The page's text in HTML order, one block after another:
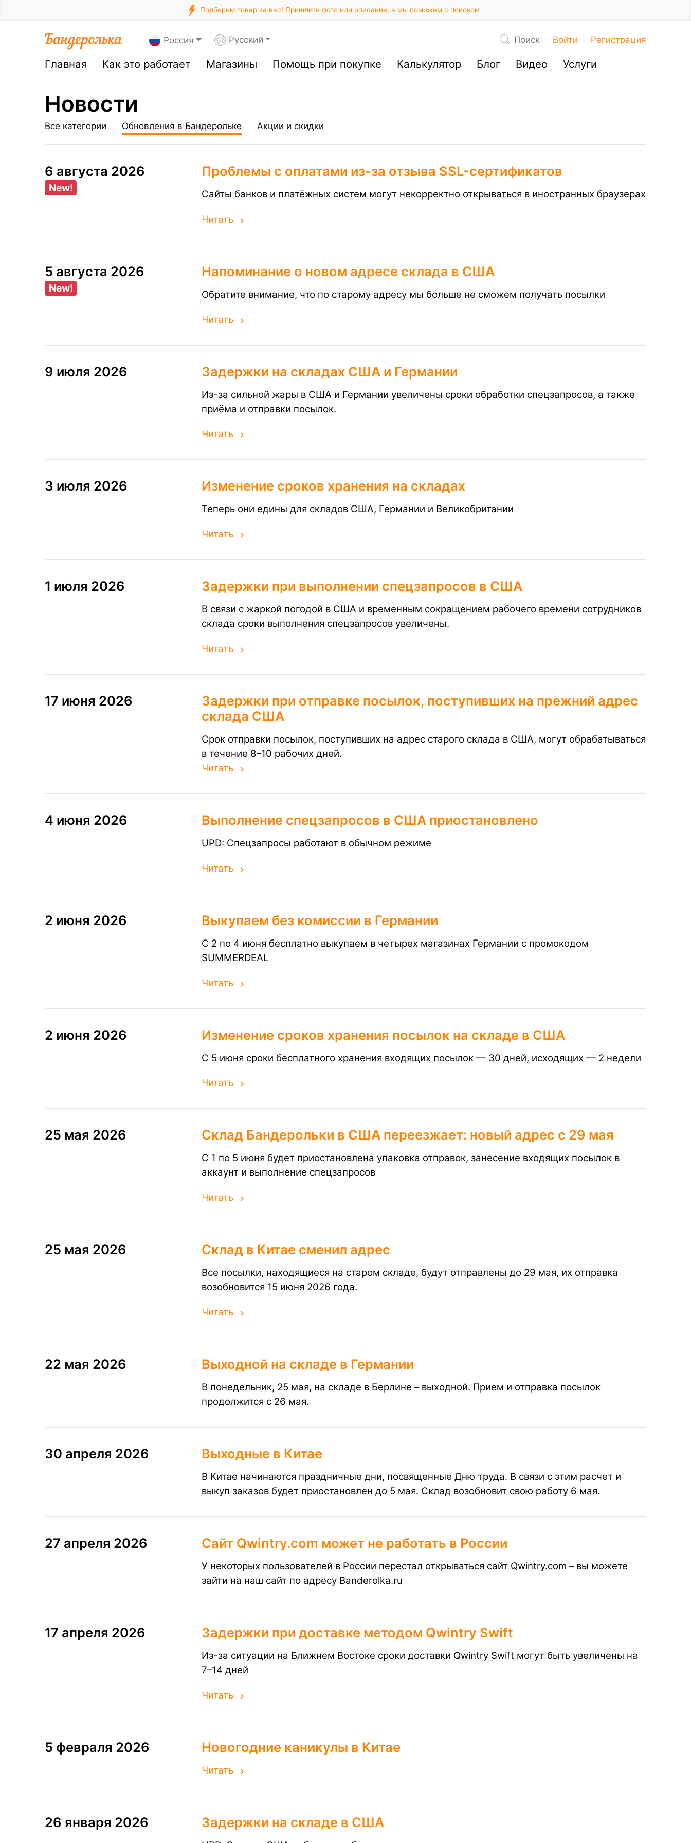
Подберем товар за вас! Пришлите фото или описание, а мы поможем с поиском
Россия Русский Поиск Войти Регистрация
Главная Как это работает Магазины Помощь при покупке Калькулятор Блог Видео Услуги
Новости
Все категории Обновления в Бандерольке Акции и скидки
6 августа 2026
New!
Проблемы с оплатами из-за отзыва SSL-сертификатов
Сайты банков и платёжных систем могут некорректно открываться в иностранных браузерах
Читать
5 августа 2026
New!
Напоминание о новом адресе склада в США
Обратите внимание, что по старому адресу мы больше не сможем получать посылки
Читать
9 июля 2026 Задержки на складах США и Германии
Из-за сильной жары в США и Германии увеличены сроки обработки спецзапросов, а также
приёма и отправки посылок.
Читать
3 июля 2026 Изменение сроков хранения на складах
Теперь они едины для складов США, Германии и Великобритании
Читать
1 июля 2026 Задержки при выполнении спецзапросов в США
В связи с жаркой погодой в США и временным сокращением рабочего времени сотрудников
склада сроки выполнения спецзапросов увеличены.
Читать
17 июня 2026
Задержки при отправке посылок, поступивших на прежний адрес
склада США
Срок отправки посылок, поступивших на адрес старого склада в США, могут обрабатываться
в течение 8–10 рабочих дней.
Читать
4 июня 2026 Выполнение спецзапросов в США приостановлено
UPD: Спецзапросы работают в обычном режиме
Читать
2 июня 2026 Выкупаем без комиссии в Германии
С 2 по 4 июня бесплатно выкупаем в четырех магазинах Германии с промокодом
SUMMERDEAL
Читать
2 июня 2026 Изменение сроков хранения посылок на складе в США
С 5 июня сроки бесплатного хранения входящих посылок — 30 дней, исходящих —2 недели
Читать
25 мая 2026 Склад Бандерольки в США переезжает: новый адрес с 29 мая
С 1 по 5 июня будет приостановлена упаковка отправок, занесение входящих посылок в
аккаунт и выполнение спецзапросов
Читать
25 мая 2026 Склад в Китае сменил адрес
Все посылки, находящиеся на старом складе, будут отправлены до 29 мая, их отправка
возобновится 15 июня 2026 года.
Читать
22 мая 2026 Выходной на складе в Германии
В понедельник, 25 мая, на складе в Берлине – выходной. Прием и отправка посылок
продолжится с 26 мая.
30 апреля 2026 Выходные в Китае
В Китае начинаются праздничные дни, посвященные Дню труда. В связи с этим расчет и
выкуп заказов будет приостановлен до 5 мая. Склад возобновит свою работу 6 мая.
27 апреля 2026 Сайт Qwintry.com может не работать в России
У некоторых пользователей в России перестал открываться сайт Qwintry.com – вы можете
зайти на наш сайт по адресу Banderolka.ru
17 апреля 2026 ​Задержки при доставке методом Qwintry Swift
Из-за ситуации на Ближнем Востоке сроки доставки Qwintry Swift могут быть увеличены на
7–14 дней
Читать
5 февраля 2026 Новогодние каникулы в Китае
Читать
26 января 2026 Задержки на складе в США